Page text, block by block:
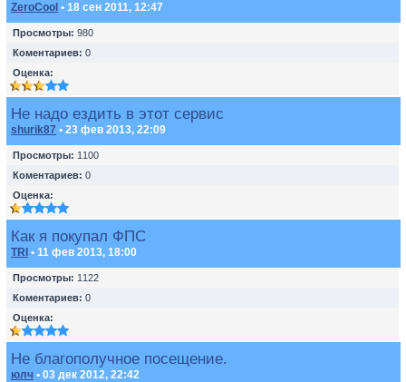
ZeroCool • 18 сен 2011, 12:47
Просмотры: 980
Коментариев: 0
Оценка:
Не надо ездить в этот сервис
shurik87 • 23 фев 2013, 22:09
Просмотры: 1100
Коментариев: 0
Оценка:
Как я покупал ФПС
TRI • 11 фев 2013, 18:00
Просмотры: 1122
Коментариев: 0
Оценка:
Не благополучное посещение.
юлч • 03 дек 2012, 22:42